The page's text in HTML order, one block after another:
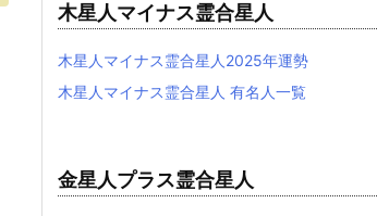
木星人マイナス霊合星人
木星人マイナス霊合星人2025年運勢
木星人マイナス霊合星人 有名人一覧
金星人プラス霊合星人